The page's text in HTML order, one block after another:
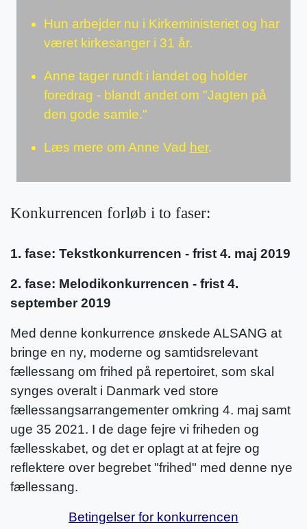
Hun arbejder nu i Kirkeministeriet og har
været kirkesanger i 31 år.
Anne tager rundt i landet og holder
foredrag - blandt andet om "Jagten på
den gode samle."
Læs mere om Anne Vad her.
Konkurrencen forløb i to faser:
1. fase: Tekstkonkurrencen - frist 4. maj 2019
2. fase: Melodikonkurrencen - frist 4.
september 2019
Med denne konkurrence ønskede ALSANG at
bringe en ny, moderne og samtidsrelevant
fællessang om frihed på repertoiret, som skal
synges overalt i Danmark ved store
fællessangsarrangementer omkring 4. maj samt
uge 35 2021. I de dage fejre vi friheden og
fællesskabet, og det er oplagt at at fejre og
reflektere over begrebet "frihed" med denne nye
fællessang.
Betingelser for konkurrencen